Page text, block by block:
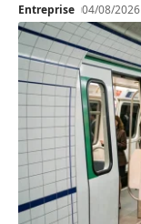
Entreprise 04/08/2026